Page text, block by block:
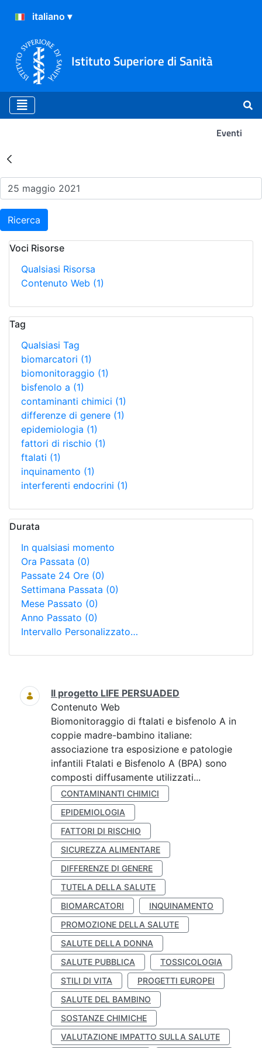
Istituto Superiore di Sanità
Eventi
Risultati della Ricerca -
Ricerca
Voci Risorse
Qualsiasi Risorsa
Contenuto Web (1)
Tag
Qualsiasi Tag
biomarcatori (1)
biomonitoraggio (1)
bisfenolo a (1)
contaminanti chimici (1)
differenze di genere (1)
epidemiologia (1)
fattori di rischio (1)
ftalati (1)
inquinamento (1)
interferenti endocrini (1)
Durata
In qualsiasi momento
Ora Passata (0)
Passate 24 Ore (0)
Settimana Passata (0)
Mese Passato (0)
Anno Passato (0)
Intervallo Personalizzato…
Ricerca
Il progetto LIFE PERSUADED
Contenuto Web
Biomonitoraggio di ftalati e bisfenolo A in
coppie madre-bambino italiane:
associazione tra esposizione e patologie
infantili Ftalati e Bisfenolo A (BPA) sono
composti diffusamente utilizzati...
CONTAMINANTI CHIMICI
EPIDEMIOLOGIA
FATTORI DI RISCHIO
SICUREZZA ALIMENTARE
DIFFERENZE DI GENERE
TUTELA DELLA SALUTE
BIOMARCATORI
INQUINAMENTO
PROMOZIONE DELLA SALUTE
SALUTE DELLA DONNA
SALUTE PUBBLICA
TOSSICOLOGIA
STILI DI VITA
PROGETTI EUROPEI
SALUTE DEL BAMBINO
SOSTANZE CHIMICHE
VALUTAZIONE IMPATTO SULLA SALUTE